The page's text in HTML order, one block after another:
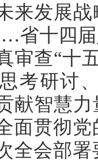
来发展
省十四届
审查“十
考研讨
献智慧
面贯彻
全会部